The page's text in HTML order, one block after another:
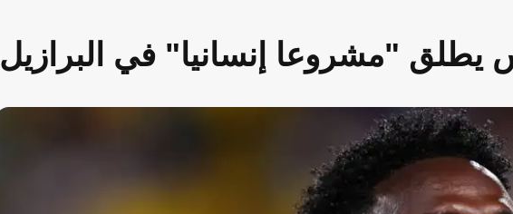
"مشروعا إنسانيا" في البرازيل